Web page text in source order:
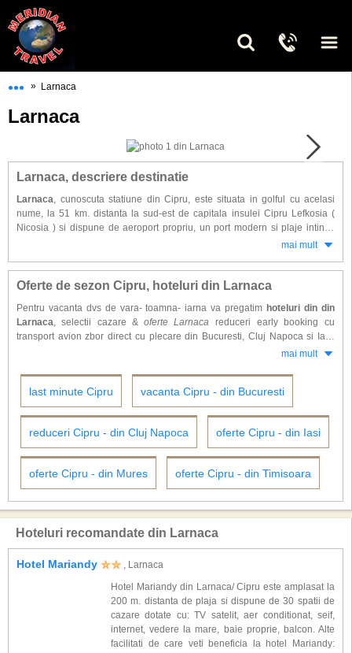
••• » Larnaca
Larnaca
Larnaca, descriere destinatie
Larnaca, cunoscuta statiune din Cipru, este situata in golful cu acelasi
nume, la 51 km. distanta la sud-est de capitala insulei Cipru Lefkosia (
Nicosia ) si dispune de aeroport propriu, un port modern si plaje intinse
Principalele atractii ale zonei le reprezinta: Kition, ruinele unei metropole
contemporane cu personajele biblice, unde se gasesc vestigiile unor
mai importante din Cipru, renumita pentru icoanele sale si pentru cripta ce
contine sarcofagul sfantului Lazar.
se afla o alta biserica celebra, Panayia
mai mult
Oferte de sezon Cipru, hoteluri din Larnaca
Pentru vacanta dvs de vara- toamna- iarna va pregatim hoteluri din din
Larnaca, selectii cazare & oferte Larnaca reduceri early booking cu
transport avion zbor direct cu plecare din Bucuresti, Cluj Napoca si Iasi.
Optand pentru rezervarea vacantei dorite din timp veti beneficia de
mai mult
last minute Cipru vacanta Cipru - din Bucuresti
reduceri Cipru - din Cluj Napoca oferte Cipru - din Iasi
oferte Cipru - din Mures oferte Cipru - din Timisoara
Hoteluri recomandate din Larnaca
Hotel Mariandy
, Larnaca
Hotel Mariandy din Larnaca/ Cipru este amplasat la
200 m. distanta de plaja si dispune de 30 spatii de
cazare dotate cu: TV satelit, aer conditionat, seif,
internet, vedere la mare, baie proprie, balcon. Alte
facilitati de care veti beneficia la hotel Mariandy: